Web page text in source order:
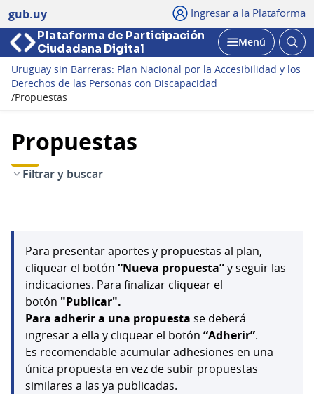
gub.uy Ingresar a la Plataforma
Plataforma de Participación
Ciudadana Digital
Abrir
Menú
Uruguay sin Barreras: Plan Nacional por la Accesibilidad y los
Derechos de las Personas con Discapacidad
/Propuestas
Propuestas
Filtrar y buscar
Para presentar aportes y propuestas al plan,
cliquear el botón “Nueva propuesta”y seguir las
indicaciones. Para finalizar cliquear el
botón "Publicar".
Para adherir a una propuesta se deberá
ingresar a ella y cliquear el botón “Adherir”.
Es recomendable acumular adhesiones en una
única propuesta en vez de subir propuestas
similares a las ya publicadas.